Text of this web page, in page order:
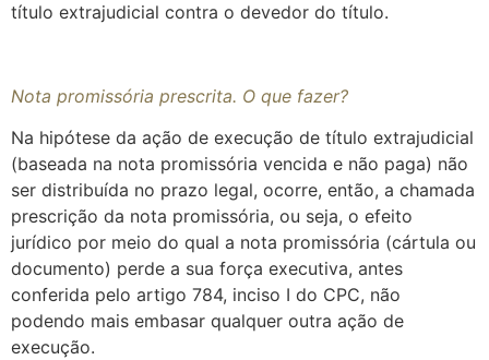
título extrajudicial contra o devedor do título.
Nota promissória prescrita. O que fazer?
Na hipótese da ação de execução de título extrajudicial
(baseada na nota promissória vencida e não paga) não
ser distribuída no prazo legal, ocorre, então, a chamada
prescrição da nota promissória, ou seja, o efeito
jurídico por meio do qual a nota promissória (cártula ou
documento) perde a sua força executiva, antes
conferida pelo artigo 784, inciso I do CPC, não
podendo mais embasar qualquer outra ação de
execução.